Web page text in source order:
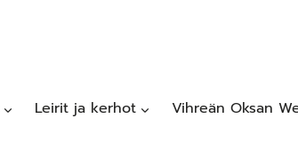
Leirit ja kerhot Vihreän Oksan